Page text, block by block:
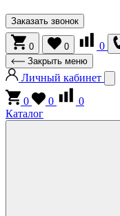
Заказать звонок
0 0 0
Закрыть меню
Личный кабинет
0
0
0
Каталог